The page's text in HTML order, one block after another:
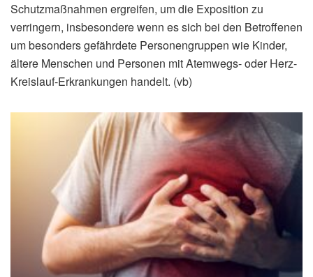
Schutzmaßnahmen ergreifen, um die Exposition zu
verringern, insbesondere wenn es sich bei den Betroffenen
um besonders gefährdete Personengruppen wie Kinder,
ältere Menschen und Personen mit Atemwegs- oder Herz-
Kreislauf-Erkrankungen handelt. (vb)